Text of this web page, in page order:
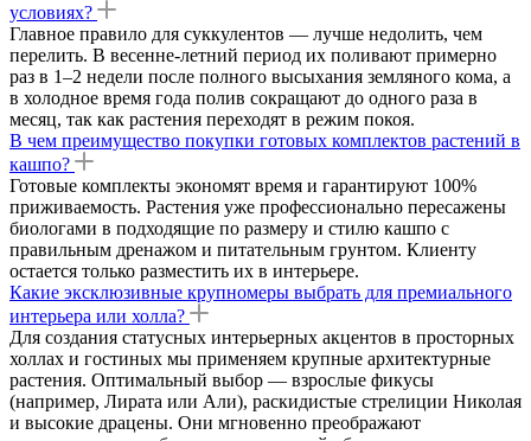
условиях?
Главное правило для суккулентов — лучше недолить, чем
перелить. В весенне-летний период их поливают примерно
раз в 1–2 недели после полного высыхания земляного кома, а
в холодное время года полив сокращают до одного раза в
месяц, так как растения переходят в режим покоя.
В чем преимущество покупки готовых комплектов растений в
кашпо?
Готовые комплекты экономят время и гарантируют 100%
приживаемость. Растения уже профессионально пересажены
биологами в подходящие по размеру и стилю кашпо с
правильным дренажом и питательным грунтом. Клиенту
остается только разместить их в интерьере.
Какие эксклюзивные крупномеры выбрать для премиального
интерьера или холла?
Для создания статусных интерьерных акцентов в просторных
холлах и гостиных мы применяем крупные архитектурные
растения. Оптимальный выбор — взрослые фикусы
(например, Лирата или Али), раскидистые стрелиции Николая
и высокие драцены. Они мгновенно преображают